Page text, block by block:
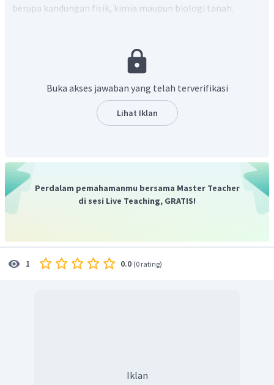
berupa kandungan fisik, kimia maupun biologi tanah.
jenis tanah dan struktur tanah.
merupakan faktor klimatik bukan faktor edafik
Buka akses jawaban yang telah terverifikasi
Lihat Iklan
Perdalam pemahamanmu bersama Master Teacher
di sesi Live Teaching, GRATIS!
1 0.0 (0 rating)
Iklan